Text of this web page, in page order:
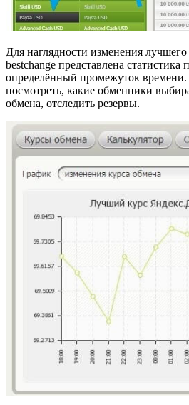
Для наглядности изменения
bestchange представлена
определённый промежуток
посмотреть, какие обменники
обмена, отследить резервы.